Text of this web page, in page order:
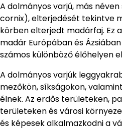
A dolmányos varjú, más
cornix), elterjedését tekintve
körben elterjedt madárfaj. Ez
madár Európában és
számos különböző élőhelyen
A dolmányos varjúk
mezőkön, síkságokon,
élnek. Az erdős területeken,
területeken és városi
és képesek alkalmazkodni a